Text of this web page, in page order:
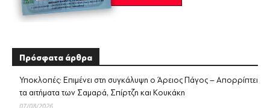
Πρόσφατα άρθρα
Υποκλοπές: Επιμένει στη συγκάλυψη ο Άρειος Πάγος – Απορρίπτει
τα αιτήματα των Σαμαρά, Σπίρτζη και Κουκάκη
07/08/2026